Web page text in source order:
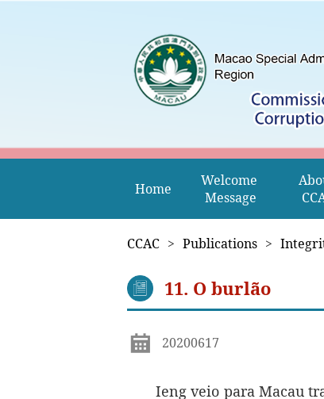
Home
Welcome
Message
CCAC > Publications >
11. O burlão
20200617
Ieng veio para Macau